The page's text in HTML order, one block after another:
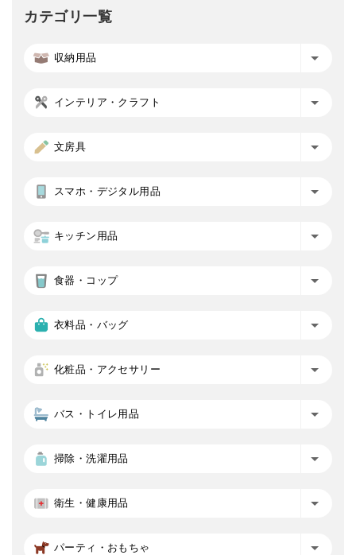
カテゴリ一覧
収納用品
インテリア・クラフト
文房具
スマホ・デジタル用品
キッチン用品
食器・コップ
衣料品・バッグ
化粧品・アクセサリー
バス・トイレ用品
掃除・洗濯用品
衛生・健康用品
パーティ・おもちゃ